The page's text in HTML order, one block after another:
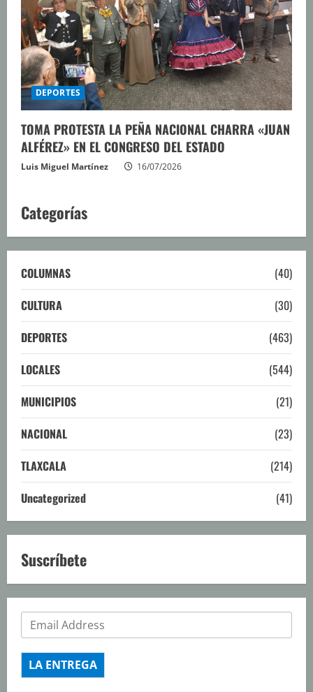
DEPORTES
TOMA PROTESTA LA PEÑA NACIONAL CHARRA «JUAN
ALFÉREZ» EN EL CONGRESO DEL ESTADO
Luis Miguel Martínez 16/07/2026
Categorías
COLUMNAS
(40)
CULTURA
(30)
DEPORTES
(463)
LOCALES
(544)
MUNICIPIOS
(21)
NACIONAL
(23)
TLAXCALA
(214)
Uncategorized
(41)
Suscríbete
LA ENTREGA